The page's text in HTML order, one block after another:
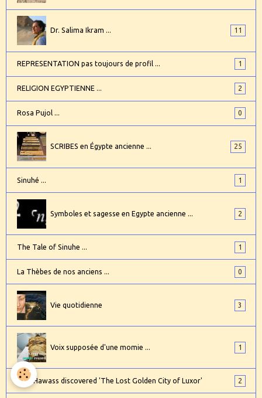
Dr. Salima Ikram ... 11
REPRESENTATION pas toujours de profil ... 1
RELIGION EGYPTIENNE ... 2
Rosa Pujol ... 0
SCRIBES en Égypte ancienne ... 25
Sinuhé ... 1
Symboles et sagesse en Egypte ancienne ... 2
The Tale of Sinuhe ... 1
La Thèbes de nos anciens ... 0
Vie quotidienne 3
Voix supposée d'une momie ... 1
Zahi Hawass discovered 'The Lost Golden City of Luxor' 2